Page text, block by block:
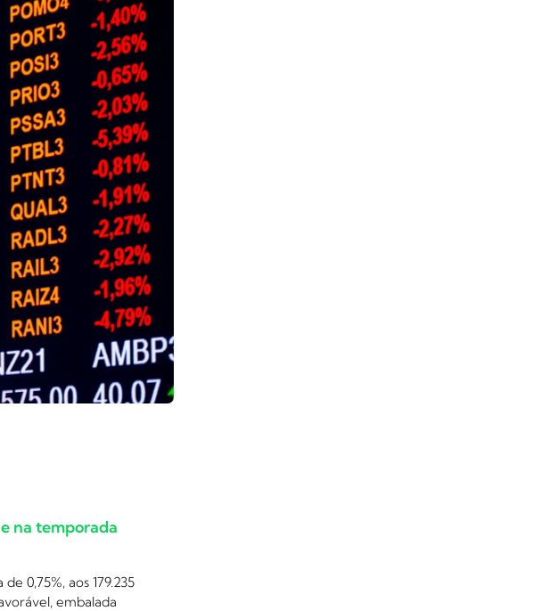
na temporada
0,75%, aos 179.235
embalada